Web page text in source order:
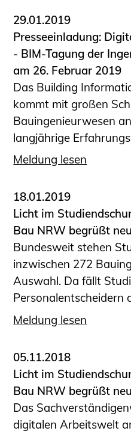
29.01.2019
Presseeinladung:
- BIM-Tagung der
am 26. Februar 2019
Das Building
kommt mit großen
Bauingenieurwesen
langjährige
Meldung lesen
18.01.2019
Licht im
Bau NRW begrüßt
Bundesweit stehen
inzwischen 272
Auswahl. Da fällt
Personalentscheidern
Meldung lesen
05.11.2018
Licht im
Bau NRW begrüßt
Das
digitalen Arbeitswelt